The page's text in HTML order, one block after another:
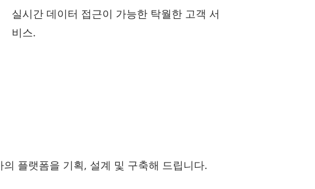
실시간 데이터 접근이 가능한 탁월한 고객 서
비스.
플랫폼을 기획, 설계 및 구축해 드립니다.